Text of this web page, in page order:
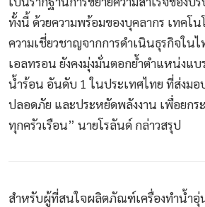
ทั้งนี้ ด้วยความพร้อมของบุคลากร เทคโ
ความเชี่ยวชาญจากการดำเนินธุรกิจใน
เอลทรอน ยังคงมุ่งมั่นตอกย้ำตำแหน่งแ
น้ำร้อน อันดับ 1 ในประเทศไทย ที่ส่งม
ปลอดภัย และประหยัดพลังงาน เพื่อยก
ทุกครัวเรือน” นายโรลันด์ กล่าวสรุป
สำหรับผู้ที่สนใจผลิตภัณฑ์เครื่องทำน้ำอุ่